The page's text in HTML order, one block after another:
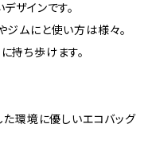
ザインです。
ジムにと使い方は様々。
持ち歩けます。
環境に優しいエコバッグ